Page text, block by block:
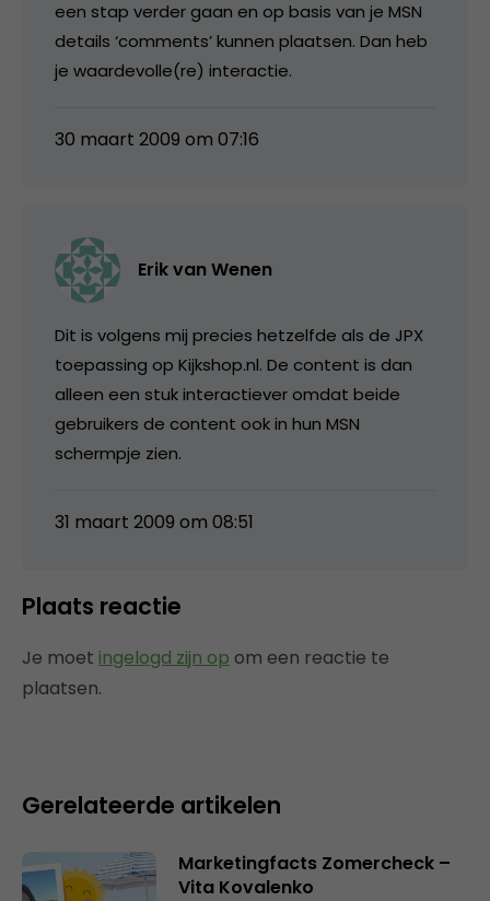
een stap verder gaan en op basis van je MSN
details ‘comments’ kunnen plaatsen. Dan heb
je waardevolle(re) interactie.
30 maart 2009 om 07:16
Erik van Wenen
Dit is volgens mij precies hetzelfde als de JPX
toepassing op Kijkshop.nl. De content is dan
alleen een stuk interactiever omdat beide
gebruikers de content ook in hun MSN
schermpje zien.
31 maart 2009 om 08:51
Plaats reactie
Je moet ingelogd zijn op om een reactie te
plaatsen.
Gerelateerde artikelen
Marketingfacts Zomercheck –
Vita Kovalenko